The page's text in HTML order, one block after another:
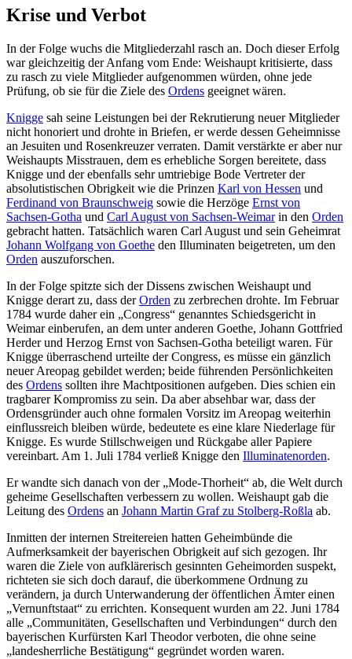
Krise und Verbot
In der Folge wuchs die Mitgliederzahl rasch an. Doch dieser Erfolg
war gleichzeitig der Anfang vom Ende: Weishaupt kritisierte, dass
zu rasch zu viele Mitglieder aufgenommen würden, ohne jede
Prüfung, ob sie für die Ziele des Ordens geeignet wären.
Knigge sah seine Leistungen bei der Rekrutierung neuer Mitglieder
nicht honoriert und drohte in Briefen, er werde dessen Geheimnisse
an Jesuiten und Rosenkreuzer verraten. Damit verstärkte er aber nur
Weishaupts Misstrauen, dem es erhebliche Sorgen bereitete, dass
Knigge und der ebenfalls sehr umtriebige Bode Vertreter der
absolutistischen Obrigkeit wie die Prinzen Karl von Hessen und
Ferdinand von Braunschweig sowie die Herzöge Ernst von
Sachsen-Gotha und Carl August von Sachsen-Weimarin den Orden
gebracht hatten. Tatsächlich waren Carl August und sein Geheimrat
Johann Wolfgang von Goethe den Illuminaten beigetreten, um den
Orden auszuforschen.
In der Folge spitzte sich der Dissens zwischen Weishaupt und
Knigge derart zu, dass derOrden zu zerbrechen drohte. Im Februar
1784 wurde daher ein „Congress“ genanntes Schiedsgericht in
Weimar einberufen, an dem unter anderen Goethe, Johann Gottfried
Herder und Herzog Ernst von Sachsen-Gotha beteiligt waren. Für
Knigge überraschend urteilte der Congress, es müsse ein gänzlich
neuer Areopag gebildet werden; beide führenden Persönlichkeiten
des Ordens sollten ihre Machtpositionen aufgeben. Dies schien ein
tragbarer Kompromiss zu sein. Da aber absehbar war, dass der
Ordensgründer auch ohne formalen Vorsitz im Areopag weiterhin
einflussreich bleiben würde, bedeutete es eine klare Niederlage für
Knigge. Es wurde Stillschweigen und Rückgabe aller Papiere
vereinbart. Am 1. Juli 1784 verließ Knigge den Illuminatenorden.
Er wandte sich danach von der „Mode-Thorheit“ ab, die Welt durch
geheime Gesellschaften verbessern zu wollen. Weishaupt gab die
Leitung des Ordens an Johann Martin Graf zu Stolberg-Roßla ab.
Inmitten der internen Streitereien hatten Geheimbünde die
Aufmerksamkeit der bayerischen Obrigkeit auf sich gezogen. Ihr
waren die Ziele von aufklärerisch gesinnten Geheimorden suspekt,
richteten sie sich doch darauf, die überkommene Ordnung zu
verändern, ja durch Unterwanderung der öffentlichen Ämter einen
„Vernunftstaat“ zu errichten. Konsequent wurden am 22. Juni 1784
alle „Communitäten, Gesellschaften und Verbindungen“ durch den
bayerischen Kurfürsten Karl Theodor verboten, die ohne seine
„landesherrliche Bestätigung“ gegründet worden waren.